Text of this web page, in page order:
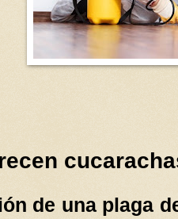
de una plaga